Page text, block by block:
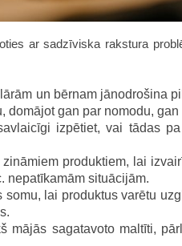
ar sadzīviska rakstura
un bērnam jānodrošina
domājot gan par nomodu,
izpētiet, vai tādas
produktiem, lai
nepatīkamām situācijām.
lai produktus varētu
mājās sagatavoto maltīti,